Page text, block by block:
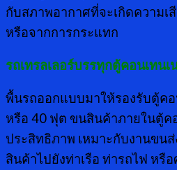
กับสภาพอากาศที่จะเกิดความเ
หรือจากการกระแทก
รถเทรลเลอร์บรรทุกตู้คอนเทนเ
พื้นรถออกแบบมาให้รองรับตู้ค
หรือ 40 ฟุต ขนสินค้าภายในตู้ค
ประสิทธิภาพ เหมาะกับงานขน
สินค้าไปยังท่าเรือ ท่ารถไฟ หรื